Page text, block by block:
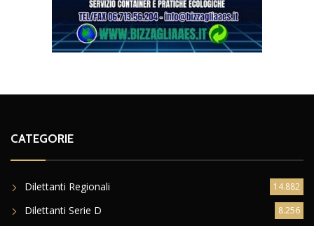
CATEGORIE
Dilettanti Regionali 14.882
Dilettanti Serie D 8.256